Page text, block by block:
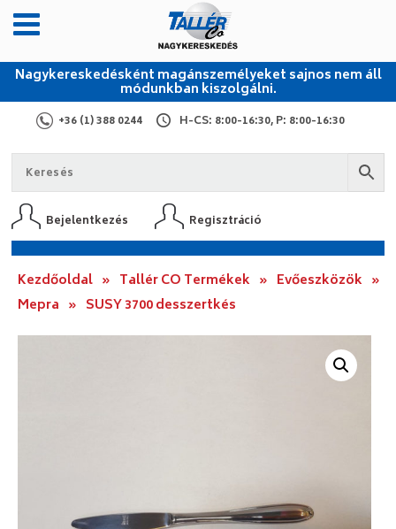
Nagykereskedésként magánszemélyeket sajnos nem áll
módunkban kiszolgálni.
+36 (1) 388 0244 H-CS: 8:00-16:30, P: 8:00-16:30
Bejelentkezés Regisztráció
Kezdőoldal » Tallér CO Termékek » Evőeszközök »
Mepra » SUSY 3700 desszertkés